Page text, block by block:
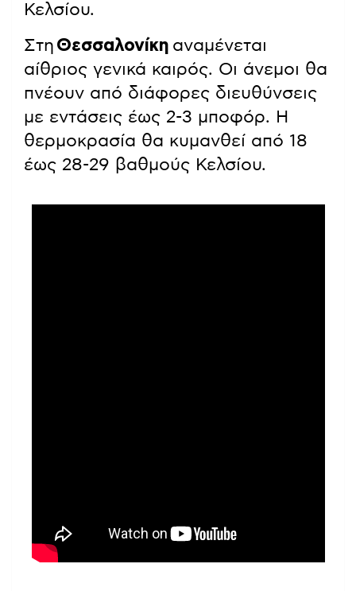
Κελσίου.
Στη Θεσσαλονίκη αναμένεται
αίθριος γενικά καιρός. Οι άνεμοι θα
πνέουν από διάφορες διευθύνσεις
με εντάσεις έως 2-3 μποφόρ. Η
θερμοκρασία θα κυμανθεί από 18
έως 28-29 βαθμούς Κελσίου.